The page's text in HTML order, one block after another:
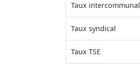
Taux intercommunal
Taux syndical
Taux TSE